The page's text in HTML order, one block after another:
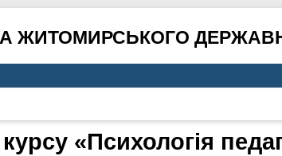
ЖИТОМИРСЬКОГО
«Психологія